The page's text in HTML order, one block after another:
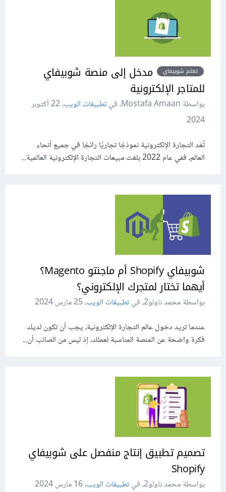
تعلم شوبيفاي
مدخل إلى منصة شوبيفاي
للمتاجر الإلكترونية
بواسطة Mostafa Amaan، في تطبيقات الويب،
22 أكتوبر
2024
تُعَد التجارة الإلكترونية نموذجًا تجاريًا رائجًا في جميع أنحاء
العالم، ففي عام 2022 بلغت مبيعات التجارة الإلكترونية العالمية...
شوبيفاي Shopify أم ماجنتو Magento؟
أيهما تختار لمتجرك الإلكتروني؟
بواسطة محمد ناولو2، في تطبيقات الويب،25 مارس 2024
عندما تريد دخول عالم التجارة الإلكترونية، يجب أن تكون لديك
فكرة واضحة عن المنصة المناسبة لعملك، إذ ليس من الصائب أن...
تصميم تطبيق إنتاج منفصل على شوبيفاي
Shopify
بواسطة محمد ناولو2، في تطبيقات الويب،16 مارس 2024